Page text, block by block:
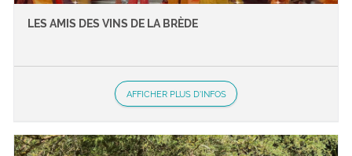
LES AMIS DES VINS DE LA BRÈDE
AFFICHER PLUS D'INFOS